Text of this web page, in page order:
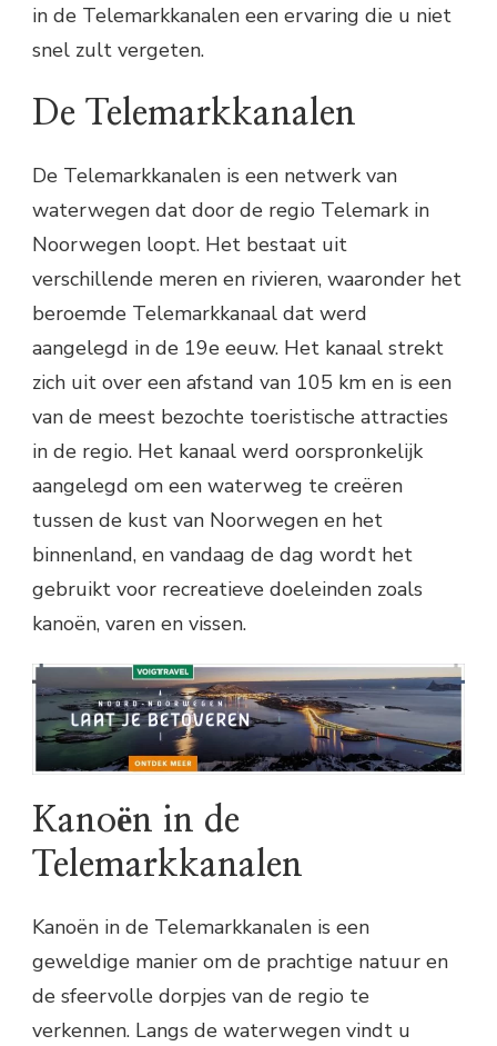
in de Telemarkkanalen een ervaring die u niet
snel zult vergeten.
De Telemarkkanalen
De Telemarkkanalen is een netwerk van
waterwegen dat door de regio Telemark in
Noorwegen loopt. Het bestaat uit
verschillende meren en rivieren, waaronder het
beroemde Telemarkkanaal dat werd
aangelegd in de 19e eeuw. Het kanaal strekt
zich uit over een afstand van 105 km en is een
van de meest bezochte toeristische attracties
in de regio. Het kanaal werd oorspronkelijk
aangelegd om een waterweg te creëren
tussen de kust van Noorwegen en het
binnenland, en vandaag de dag wordt het
gebruikt voor recreatieve doeleinden zoals
kanoën, varen en vissen.
Kanoën in de
Telemarkkanalen
Kanoën in de Telemarkkanalen is een
geweldige manier om de prachtige natuur en
de sfeervolle dorpjes van de regio te
verkennen. Langs de waterwegen vindt u